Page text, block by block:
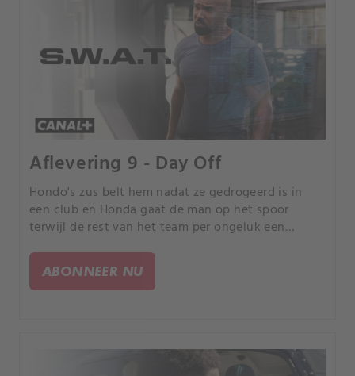
Aflevering 9 - Day Off
Hondo's zus belt hem nadat ze gedrogeerd is in
een club en Honda gaat de man op het spoor
terwijl de rest van het team per ongeluk een
te zijn bij een klopjacht door de hele staat.
ABONNEER NU